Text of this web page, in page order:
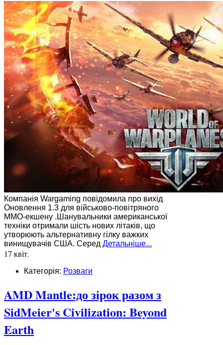
Компанія Wargaming повідомила про вихід
Оновлення 1.3 для військово-повітряного
ММО-екшену .Шанувальники американської
техніки отримали шість нових літаків, що
утворюють альтернативну гілку важких
винищувачів США. Серед Детальніше...
17 квіт.
Категорія: Розваги
AMD Mantle:до зірок разом з
SidMeier's Civilization: Beyond
Earth